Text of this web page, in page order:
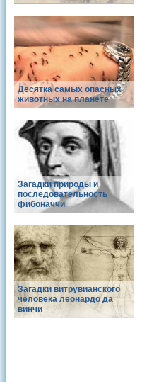
Десятка самых опасных
животных на планете
Загадки природы и
последовательность
фибоначчи
Загадки витрувианского
человека леонардо да
винчи